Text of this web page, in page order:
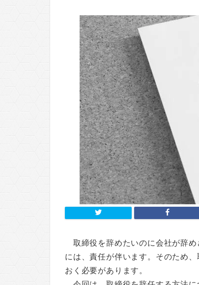
取締役を辞めたいのに会社が辞
には、責任が伴います。そのため
おく必要があります。